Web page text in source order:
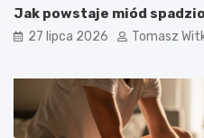
Jak powstaje miód
27 lipca 2026 Tomasz